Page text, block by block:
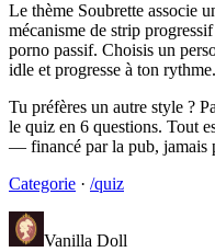
Le thème Soubrette associe
mécanisme de strip
porno passif. Choisis un
idle et progresse à ton rythme.
Tu préfères un autre style ?
le quiz en 6 questions. Tout
— financé par la pub, jamais
Categorie · /quiz
Vanilla Doll